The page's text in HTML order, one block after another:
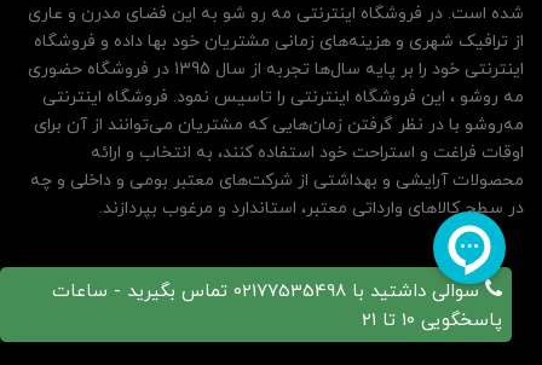
سوالی داشتید با 02177535498 تماس بگیرید - ساعات
پاسخگویی 10 تا 21
شده است. در فروشگاه اینترنتی مه رو شو به این فضای مدرن و عاری
از ترافیک شهری و هزینه‌های زمانی مشتریان خود بها داده و فروشگاه
اینترنتی خود را بر پایه سال‌ها تجربه از سال 1395 در فروشگاه حضوری
مه روشو ، این فروشگاه اینترنتی را تاسیس نمود. فروشگاه اینترنتی
مه‌رو‌شو با در نظر گرفتن زمان‌هایی که مشتریان می‌توانند از آن‌ برای
اوقات فراغت و استراحت خود استفاده کنند، به انتخاب و ارائه
محصولات آرایشی و بهداشتی از شرکت‌های معتبر بومی و داخلی و چه
در سطح کالاهای وارداتی معتبر، استاندارد و مرغوب بپردازند.